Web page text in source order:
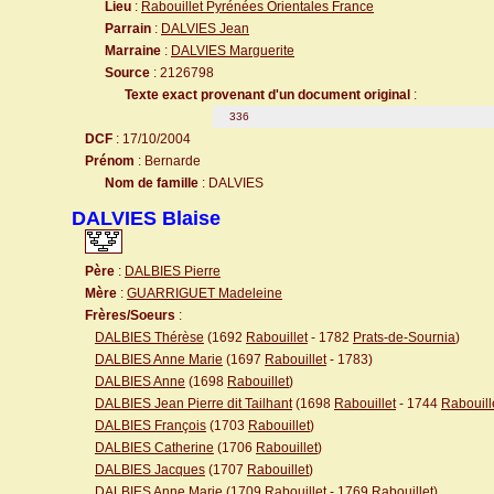
Lieu : Rabouillet Pyrénées Orientales France
Parrain : DALVIES Jean
Marraine : DALVIES Marguerite
Source : 2126798
Texte exact provenant d'un document original :
336
DCF : 17/10/2004
Prénom : Bernarde
Nom de famille : DALVIES
DALVIES Blaise
Père : DALBIES Pierre
Mère : GUARRIGUET Madeleine
Frères/Soeurs :
DALBIES Thérèse (1692 Rabouillet- 1782 Prats-de-Sournia)
DALBIES Anne Marie (1697 Rabouillet- 1783)
DALBIES Anne (1698 Rabouillet)
DALBIES Jean Pierre dit Tailhant(1698 Rabouillet- 1744
DALBIES François (1703 Rabouillet)
DALBIES Catherine (1706 Rabouillet)
DALBIES Jacques (1707 Rabouillet)